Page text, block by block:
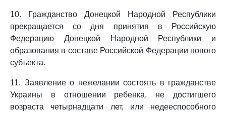
10. Гражданство Донецкой Народной Республики
прекращается со дня принятия в Российскую
Федерацию Донецкой Народной Республики и
образования в составе Российской Федерации нового
субъекта.
11. Заявление о нежелании состоять в гражданстве
Украины в отношении ребенка, не достигшего
возраста четырнадцати лет, или недееспособного